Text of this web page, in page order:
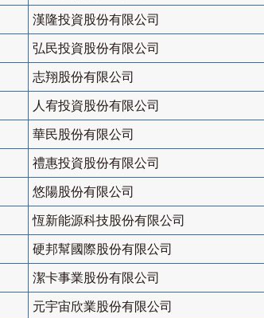
漢隆投資股份有限公司
弘民投資股份有限公司
志翔股份有限公司
人宥投資股份有限公司
華民股份有限公司
禮惠投資股份有限公司
悠陽股份有限公司
恆新能源科技股份有限公司
硬邦幫國際股份有限公司
潔卡事業股份有限公司
元宇宙欣業股份有限公司